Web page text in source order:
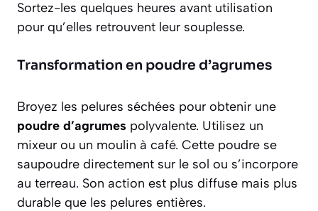
Sortez-les quelques heures avant utilisation
pour qu’elles retrouvent leur souplesse.
Transformation en poudre d’agrumes
Broyez les pelures séchées pour obtenir une
poudre d’agrumes polyvalente. Utilisez un
mixeur ou un moulin à café. Cette poudre se
saupoudre directement sur le sol ou s’incorpore
au terreau. Son action est plus diffuse mais plus
durable que les pelures entières.